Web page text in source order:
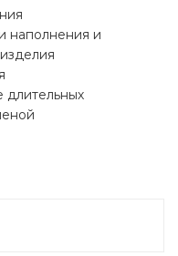
наполнения и
длительных